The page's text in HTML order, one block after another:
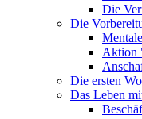
Die
Die
Aktion
Die ersten
Das Leben